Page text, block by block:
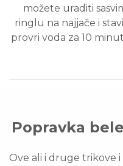
možete uraditi
ringlu na najjače i
provri voda za 10
Popravka
Ove ali i druge trikove